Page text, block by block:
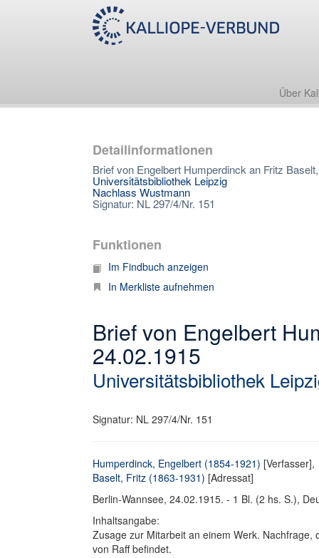
Über
Detailinformationen
Brief von Engelbert Humperdinck an Fritz
Universitätsbibliothek Leipzig
Nachlass Wustmann
Signatur: NL 297/4/Nr. 151
Funktionen
Im Findbuch anzeigen
In Merkliste aufnehmen
Brief von Engelbert
24.02.1915
Universitätsbibliothek
Signatur: NL 297/4/Nr. 151
Humperdinck, Engelbert (1854-1921) [Verfasser],
Baselt, Fritz (1863-1931) [Adressat]
Berlin-Wannsee, 24.02.1915. - 1 Bl. (2 hs. S.),
Inhaltsangabe:
Zusage zur Mitarbeit an einem Werk. Nachfrage,
von Raff befindet.